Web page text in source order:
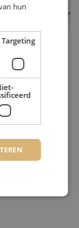
hun
Targeting